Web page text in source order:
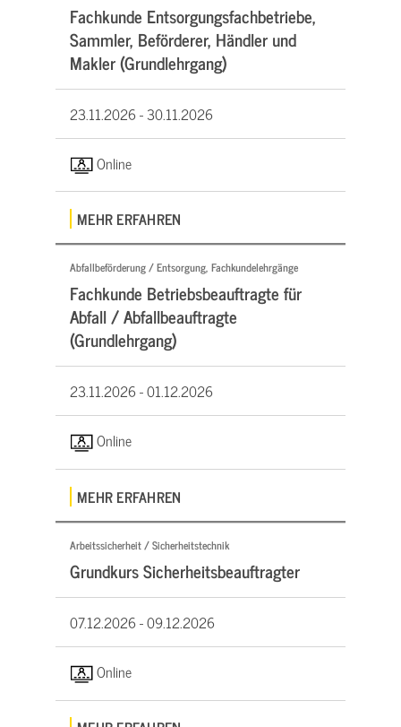
Fachkunde Entsorgungsfachbetriebe,
Sammler, Beförderer, Händler und
Makler (Grundlehrgang)
23.11.2026 -30.11.2026
Online
MEHR ERFAHREN
Abfallbeförderung / Entsorgung, Fachkundelehrgänge
Fachkunde Betriebsbeauftragte für
Abfall / Abfallbeauftragte
(Grundlehrgang)
23.11.2026 -01.12.2026
Online
MEHR ERFAHREN
Arbeitssicherheit / Sicherheitstechnik
Grundkurs Sicherheitsbeauftragter
07.12.2026 -09.12.2026
Online